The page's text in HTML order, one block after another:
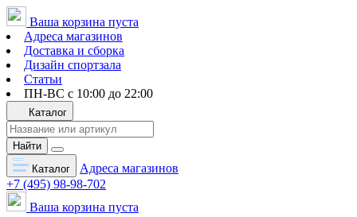
Ваша корзина пуста
Адреса магазинов
Доставка и сборка
Дизайн спортзала
Статьи
ПН-ВС с 10:00 до 22:00
Каталог
Найти
Каталог
Адреса магазинов
+7 (495) 98-98-702
Ваша корзина пуста